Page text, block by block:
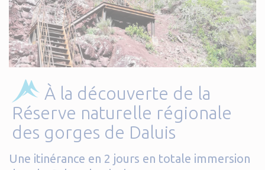
À la découverte de la
Réserve naturelle régionale
des gorges de Daluis
Une itinérance en 2 jours en totale immersion